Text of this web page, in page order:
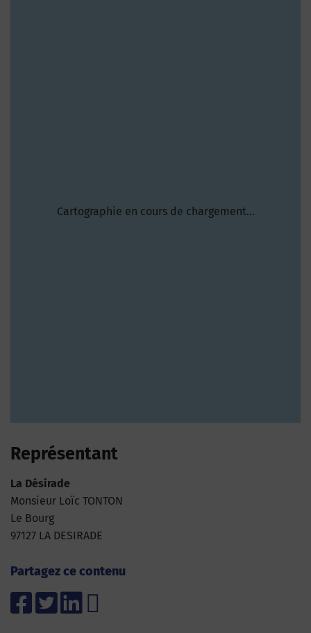
Cartographie en cours de chargement...
Représentant
La Désirade
Monsieur Loïc TONTON
Le Bourg
97127 LA DESIRADE
Partagez ce contenu